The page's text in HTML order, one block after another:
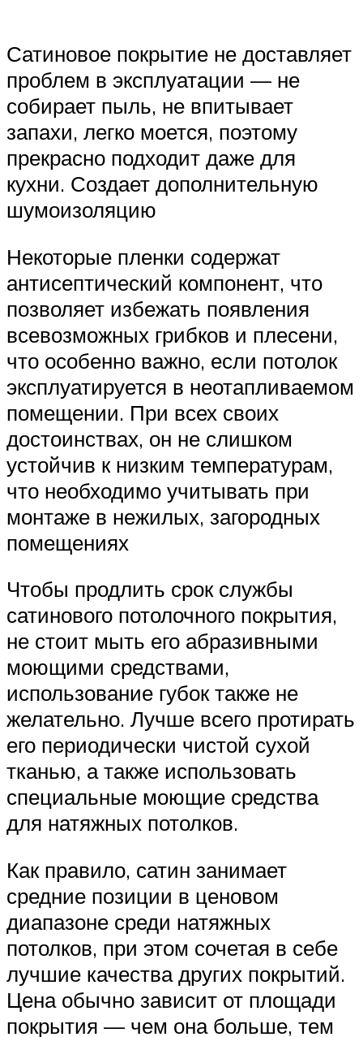
Сатиновое покрытие не доставляет
проблем в эксплуатации — не
собирает пыль, не впитывает
запахи, легко моется, поэтому
прекрасно подходит даже для
кухни. Создает дополнительную
шумоизоляцию
Некоторые пленки содержат
антисептический компонент, что
позволяет избежать появления
всевозможных грибков и плесени,
что особенно важно, если потолок
эксплуатируется в неотапливаемом
помещении. При всех своих
достоинствах, он не слишком
устойчив к низким температурам,
что необходимо учитывать при
монтаже в нежилых, загородных
помещениях
Чтобы продлить срок службы
сатинового потолочного покрытия,
не стоит мыть его абразивными
моющими средствами,
использование губок также не
желательно. Лучше всего протирать
его периодически чистой сухой
тканью, а также использовать
специальные моющие средства
для натяжных потолков.
Как правило, сатин занимает
средние позиции в ценовом
диапазоне среди натяжных
потолков, при этом сочетая в себе
лучшие качества других покрытий.
Цена обычно зависит от площади
покрытия — чем она больше, тем